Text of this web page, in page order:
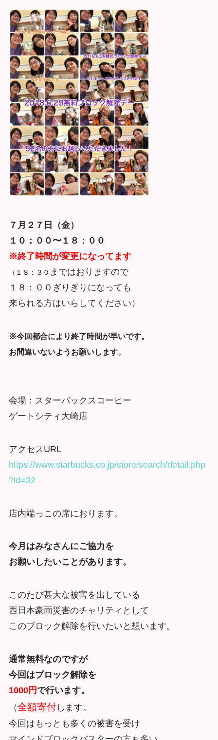
７月２７日（金）
１０：００〜１８：００
※終了時間が変更になってます
（１８：３０ まではおりますので
１８：００ぎりぎりになっても
来られる方はいらしてください）
※今回都合により終了時間が早いです。
お間違いないようお願いします。
会場：スターバックスコーヒー
ゲートシティ大崎店
アクセスURL
https://www.starbucks.co.jp/store/search/detail.php
?id=32
店内端っこの席におります。
今月はみなさんにご協力を
お願いしたいことがあります。
このたび甚大な被害を出している
西日本豪雨災害のチャリティとして
このブロック解除を行いたいと想います。
通常無料なのですが
今回はブロック解除を
1000円 で行います。
（全額寄付します。
今回はもっとも多くの被害を受け